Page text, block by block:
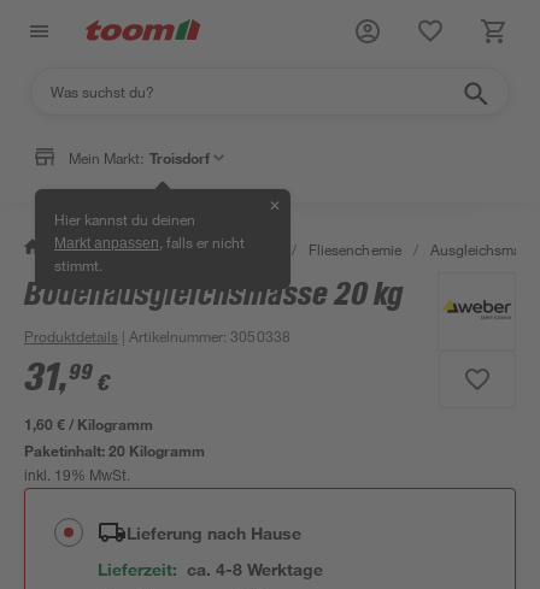
Mein Markt: Troisdorf
Hier kannst du deinen
Markt anpassen , falls er nicht
stimmt.
✕
/ Bauen & Renovieren / Fliesen / Fliesenchemie /
Bodenausgleichsmasse 20 kg
Produktdetails | Artikelnummer:3050338
31,99 €
1,60 € / Kilogramm
Paketinhalt:20 Kilogramm
inkl. 19% MwSt.
Lieferung nach Hause
Lieferzeit: ca. 4-8 Werktage